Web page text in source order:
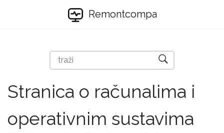
Remontcompa
Stranica o računalima i
operativnim sustavima